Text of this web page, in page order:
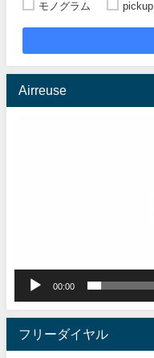
モノグラム
pickup
Airreuse
00:00
フリーダイヤル